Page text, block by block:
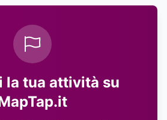
la tua attività su